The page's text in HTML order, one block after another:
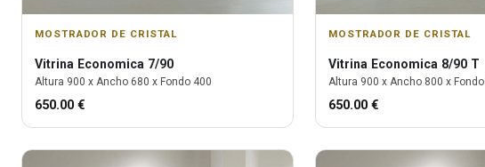
MOSTRADOR DE CRISTAL
Vitrina Economica 7/90
Altura 900 x Ancho 680 x Fondo 400
650.00 €
MOSTRADOR DE CRISTAL
Vitrina Economica 8/90 T
Altura 900 x Ancho 800 x Fondo
650.00 €